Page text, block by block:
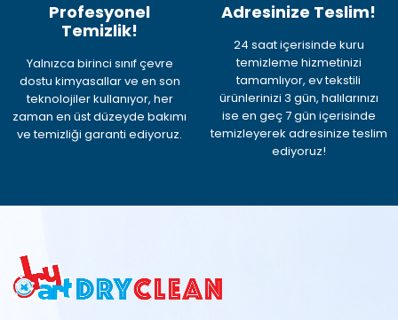
Profesyonel
Temizlik!
Yalnızca birinci sınıf çevre
dostu kimyasallar ve en son
teknolojiler kullanıyor, her
zaman en üst düzeyde bakımı
ve temizliği garanti ediyoruz.
Adresinize Teslim!
24 saat içerisinde kuru
temizleme hizmetinizi
tamamlıyor, ev tekstili
ürünlerinizi 3 gün, halılarınızı
ise en geç 7 gün içerisinde
temizleyerek adresinize teslim
ediyoruz!